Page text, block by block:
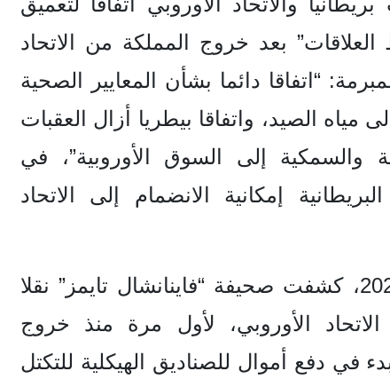
بعد خروج المملكة من الاتحاد
“اتفاقا دائما بشأن المعايير الصحية
مياه الصيد، واتفاقا بيطريا أزال العقبات
والسمكية إلى السوق الأوروبية”، في
إمكانية الانضمام إلى الاتحاد
وفي تشرين الثاني / نوفمبر 2025، كشفت صحيفة “فاينانشال تايمز” نقلا
الأوروبي، لأول مرة منذ خروج
في دفع أموال للصناديق الهيكلية للتكتل